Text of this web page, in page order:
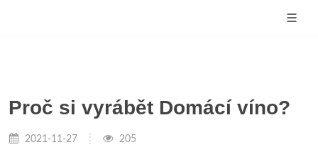
Proč si vyrábět Domácí víno?
2021-11-27 205